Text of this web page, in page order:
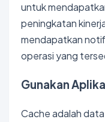
untuk
peningkatan
mendapatkan
operasi yang
Gunakan
Cache adalah